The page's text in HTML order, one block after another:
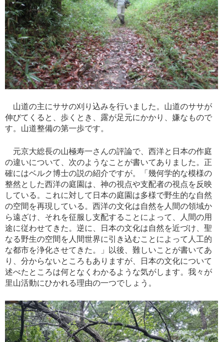
山道の主にササの刈り込みを行いました。山道のササが
伸びてくると、歩くとき、露が足元にかかり、嫌なもので
す。山道整備の第一歩です。
元京大総長の山極寿一さんの評論で、西洋と日本の作庭
の違いについて、次のようなことが書いてありました。正
確にはベルク博士の説の紹介ですが。「幾何学的な模様の
整然とした西洋の庭園は、神の視点や支配者の視点を反映
している。これに対して日本の庭園は多様で野生的な自然
の空間を再現している。西洋の文化は自然を人間の領域か
ら遠ざけ、それを征服し支配することによって、人間の用
途に従わせてきた。逆に、日本の文化は自然を近づけ、聖
なる野生の空間を人間世界に引き込むことによって人工的
な都市を浄化させてきた。」以後、難しいことが書いてあ
り、分からないところもありますが、日本の文化について
述べたところは何となくわかるような気がします。我々が
里山活動にひかれる理由の一つでしょう。